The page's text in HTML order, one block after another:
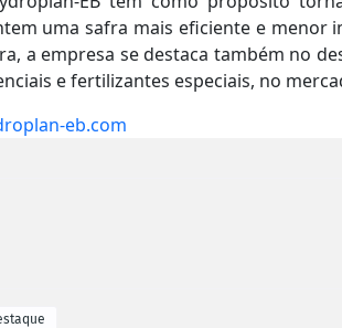
uma safra mais eficiente e menor
a empresa se destaca também no
e fertilizantes especiais, no
eb.com